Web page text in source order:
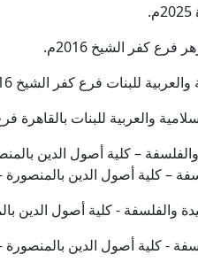
كفر الشيخ 2016م.
للبنات فرع كفر الشيخ 2016م.
والعربية للبنات بالقاهرة فرع